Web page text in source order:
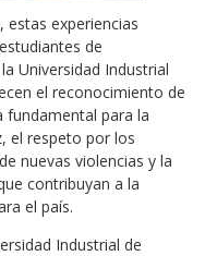
estas experiencias
de
Universidad Industrial
el reconocimiento de
para la
el respeto por los
nuevas violencias y la
contribuyan a la
el país.
Industrial de